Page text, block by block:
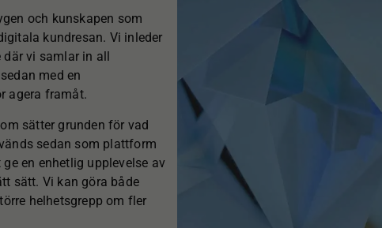
och kunskapen som
kundresan. Vi inleder
vi samlar in all
med en
agera framåt.
sätter grunden för vad
sedan som plattform
en enhetlig upplevelse av
sätt. Vi kan göra både
helhetsgrepp om fler